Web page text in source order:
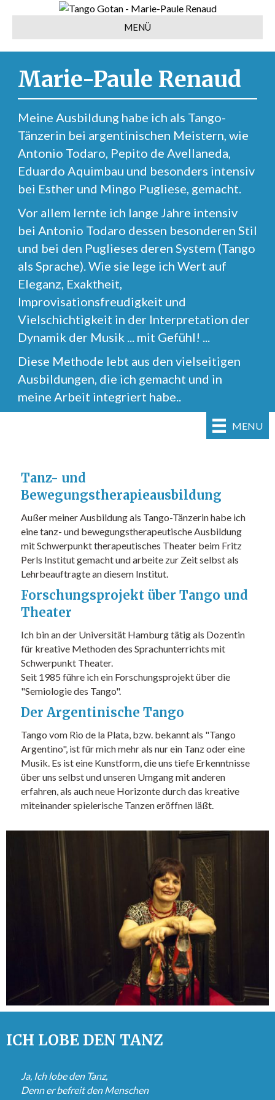
MENÜ
Marie-Paule Renaud
Meine Ausbildung habe ich als Tango-
Tänzerin bei argentinischen Meistern, wie
Antonio Todaro, Pepito de Avellaneda,
Eduardo Aquimbau und besonders intensiv
bei Esther und Mingo Pugliese, gemacht.
Vor allem lernte ich lange Jahre intensiv
bei Antonio Todaro dessen besonderen Stil
und bei den Puglieses deren System (Tango
als Sprache). Wie sie lege ich Wert auf
Eleganz, Exaktheit,
Improvisationsfreudigkeit und
Vielschichtigkeit in der Interpretation der
Dynamik der Musik ... mit Gefühl! ...
Diese Methode lebt aus den vielseitigen
Ausbildungen, die ich gemacht und in
meine Arbeit integriert habe..
MENU
Tanz- und
Bewegungstherapieausbildung
Außer meiner Ausbildung als Tango-Tänzerin habe ich
eine tanz- und bewegungstherapeutische Ausbildung
mit Schwerpunkt therapeutisches Theater beim Fritz
Perls Institut gemacht und arbeite zur Zeit selbst als
Lehrbeauftragte an diesem Institut.
Forschungsprojekt über Tango und
Theater
Ich bin an der Universität Hamburg tätig als Dozentin
für kreative Methoden des Sprachunterrichts mit
Schwerpunkt Theater.
Seit 1985 führe ich ein Forschungsprojekt über die
"Semiologie des Tango".
Der Argentinische Tango
Tango vom Rio de la Plata, bzw. bekannt als "Tango
Argentino", ist für mich mehr als nur ein Tanz oder eine
Musik. Es ist eine Kunstform, die uns tiefe Erkenntnisse
über uns selbst und unseren Umgang mit anderen
erfahren, als auch neue Horizonte durch das kreative
miteinander spielerische Tanzen eröffnen läßt.
ICH LOBE DEN TANZ
Ja, Ich lobe den Tanz,
Denn er befreit den Menschen